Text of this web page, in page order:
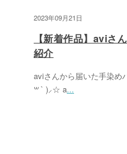
2023年09月21日
【新着作品】avi
紹介
aviさんから届いた手染め
꒳ ` )⸝☆ a...